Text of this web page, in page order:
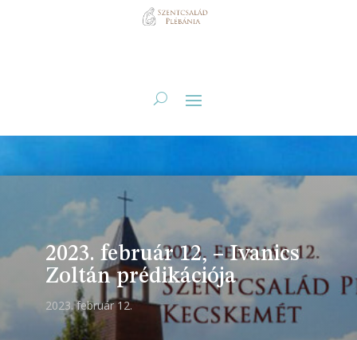
2023. február 12, – Ivanics
Zoltán prédikációja
2023. február 12.